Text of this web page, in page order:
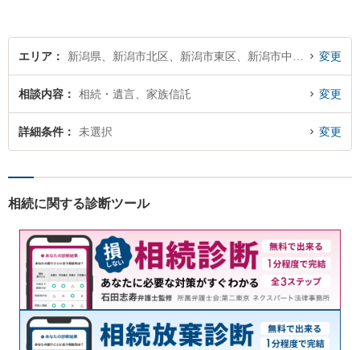
エリア 変更
相談内容 相続・遺言、家族信託 変更
詳細条件 未選択 変更
相続に関する診断ツール